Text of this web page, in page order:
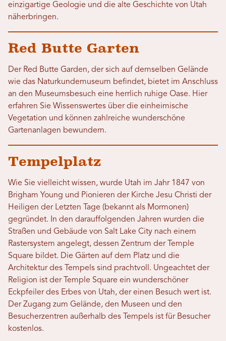
einzigartige Geologie und die alte Geschichte von Utah
näherbringen.
Red Butte Garten
Der Red Butte Garden, der sich auf demselben Gelände
wie das Naturkundemuseum befindet, bietet im Anschluss
an den Museumsbesuch eine herrlich ruhige Oase. Hier
erfahren Sie Wissenswertes über die einheimische
Vegetation und können zahlreiche wunderschöne
Gartenanlagen bewundern.
Tempelplatz
Wie Sie vielleicht wissen, wurde Utah im Jahr 1847 von
Brigham Young und Pionieren der Kirche Jesu Christi der
Heiligen der Letzten Tage (bekannt als Mormonen)
gegründet. In den darauffolgenden Jahren wurden die
Straßen und Gebäude von Salt Lake City nach einem
Rastersystem angelegt, dessen Zentrum der Temple
Square bildet. Die Gärten auf dem Platz und die
Architektur des Tempels sind prachtvoll. Ungeachtet der
Religion ist der Temple Square ein wunderschöner
Eckpfeiler des Erbes von Utah, der einen Besuch wert ist.
Der Zugang zum Gelände, den Museen und den
Besucherzentren außerhalb des Tempels ist für Besucher
kostenlos.